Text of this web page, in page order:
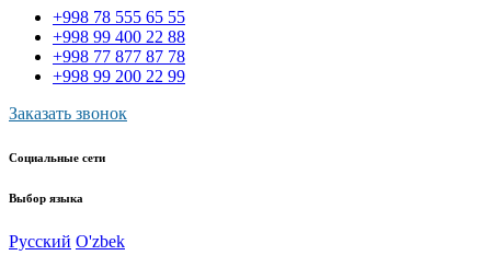
+998 78 555 65 55
+998 99 400 22 88
+998 77 877 87 78
+998 99 200 22 99
Заказать звонок
Социальные сети
Выбор языка
Русский O'zbek